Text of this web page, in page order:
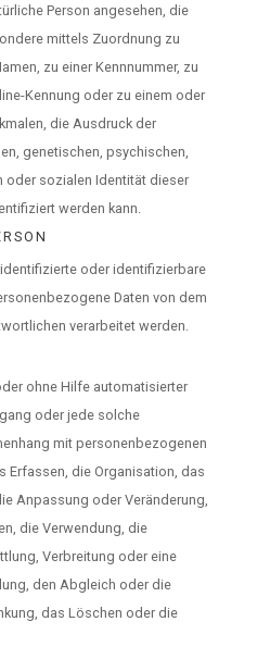
Person angesehen, die
mittels Zuordnung zu
zu einer Kennnummer, zu
Kennung oder zu einem oder
die Ausdruck der
genetischen, psychischen,
oder sozialen Identität dieser
werden kann.
oder identifizierbare
Daten von dem
verarbeitet werden.
ohne Hilfe automatisierter
oder jede solche
mit personenbezogenen
Erfassen, die Organisation, das
Anpassung oder Veränderung,
die Verwendung, die
Verbreitung oder eine
den Abgleich oder die
das Löschen oder die